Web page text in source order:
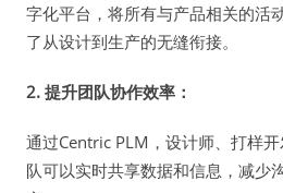
字化平台，将所有与产品相关的活
了从设计到生产的无缝衔接。
2. 提升团队协作效率：
通过Centric PLM，设计师、打样
队可以实时共享数据和信息，减少